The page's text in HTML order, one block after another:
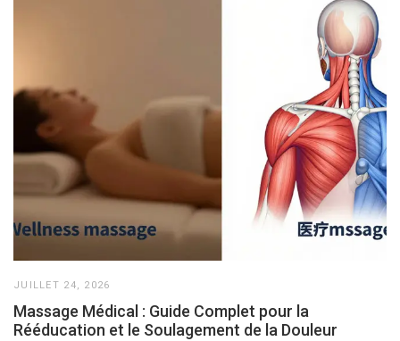
JUILLET 24, 2026
Massage Médical : Guide Complet pour la
Rééducation et le Soulagement de la Douleur